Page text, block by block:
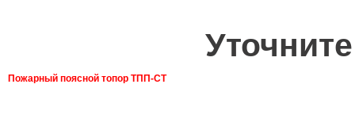
Пожарный поясной топор ТПП-СТ